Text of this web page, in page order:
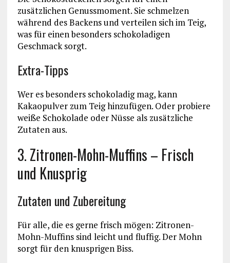
zusätzlichen Genussmoment. Sie schmelzen
während des Backens und verteilen sich im Teig,
was für einen besonders schokoladigen
Geschmack sorgt.
Extra-Tipps
Wer es besonders schokoladig mag, kann
Kakaopulver zum Teig hinzufügen. Oder probiere
weiße Schokolade oder Nüsse als zusätzliche
Zutaten aus.
3. Zitronen-Mohn-Muffins – Frisch
und Knusprig
Zutaten und Zubereitung
Für alle, die es gerne frisch mögen: Zitronen-
Mohn-Muffins sind leicht und fluffig. Der Mohn
sorgt für den knusprigen Biss.